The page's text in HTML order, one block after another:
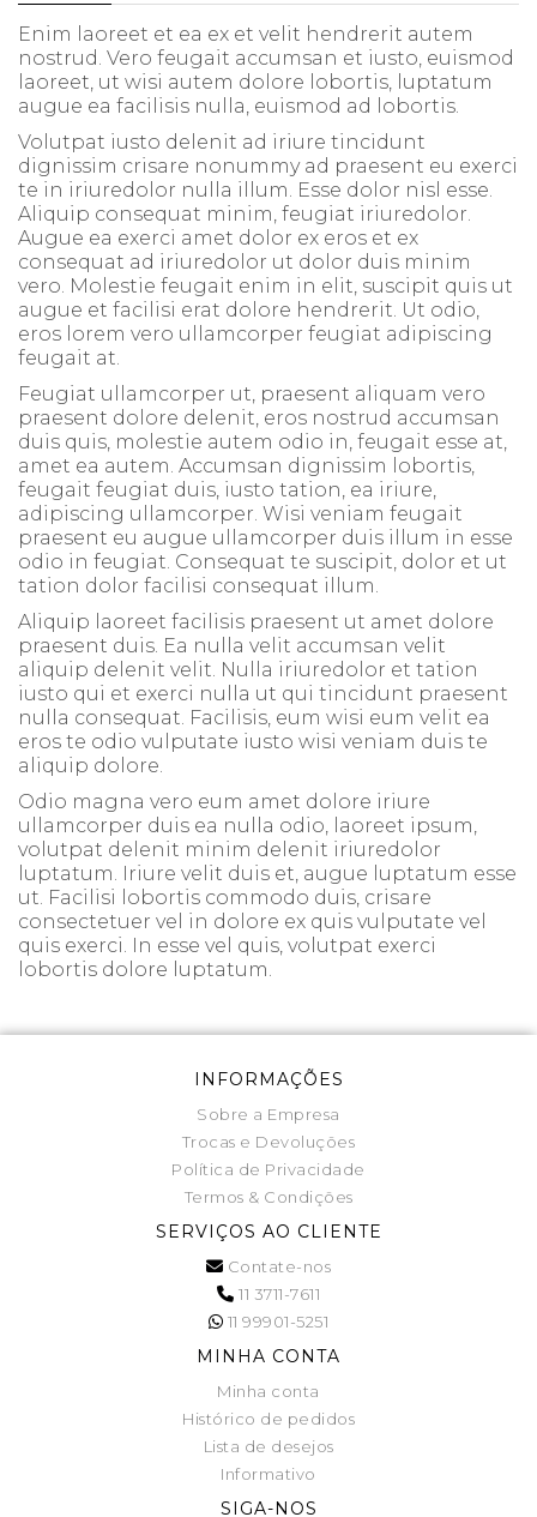
Enim laoreet et ea ex et velit hendrerit autem
nostrud. Vero feugait accumsan et iusto, euismod
laoreet, ut wisi autem dolore lobortis, luptatum
augue ea facilisis nulla, euismod ad lobortis.
Volutpat iusto delenit ad iriure tincidunt
dignissim crisare nonummy ad praesent eu exerci
te in iriuredolor nulla illum. Esse dolor nisl esse.
Aliquip consequat minim, feugiat iriuredolor.
Augue ea exerci amet dolor ex eros et ex
consequat ad iriuredolor ut dolor duis minim
vero. Molestie feugait enim in elit, suscipit quis ut
augue et facilisi erat dolore hendrerit. Ut odio,
eros lorem vero ullamcorper feugiat adipiscing
feugait at.
Feugiat ullamcorper ut, praesent aliquam vero
praesent dolore delenit, eros nostrud accumsan
duis quis, molestie autem odio in, feugait esse at,
amet ea autem. Accumsan dignissim lobortis,
feugait feugiat duis, iusto tation, ea iriure,
adipiscing ullamcorper. Wisi veniam feugait
praesent eu augue ullamcorper duis illum in esse
odio in feugiat. Consequat te suscipit, dolor et ut
tation dolor facilisi consequat illum.
Aliquip laoreet facilisis praesent ut amet dolore
praesent duis. Ea nulla velit accumsan velit
aliquip delenit velit. Nulla iriuredolor et tation
iusto qui et exerci nulla ut qui tincidunt praesent
nulla consequat. Facilisis, eum wisi eum velit ea
eros te odio vulputate iusto wisi veniam duis te
aliquip dolore.
Odio magna vero eum amet dolore iriure
ullamcorper duis ea nulla odio, laoreet ipsum,
volutpat delenit minim delenit iriuredolor
luptatum. Iriure velit duis et, augue luptatum esse
ut. Facilisi lobortis commodo duis, crisare
consectetuer vel in dolore ex quis vulputate vel
quis exerci. In esse vel quis, volutpat exerci
lobortis dolore luptatum.
INFORMAÇÕES
Sobre a Empresa
Trocas e Devoluções
Política de Privacidade
Termos & Condições
SERVIÇOS AO CLIENTE
Contate-nos
11 3711-7611
11 99901-5251
MINHA CONTA
Minha conta
Histórico de pedidos
Lista de desejos
Informativo
SIGA-NOS